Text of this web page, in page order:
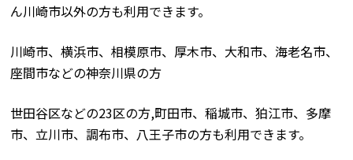
ん川崎市以外の方も利用できます。
川崎市、横浜市、相模原市、厚木市、大和市、海老名市、
座間市などの神奈川県の方
世田谷区などの23区の方,町田市、稲城市、狛江市、多摩
市、立川市、調布市、八王子市の方も利用できます。